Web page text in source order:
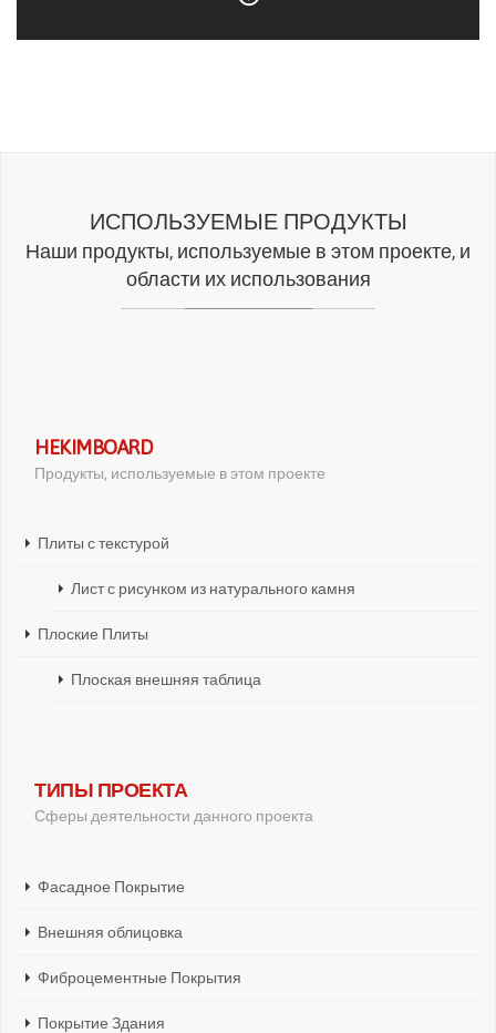
ИСПОЛЬЗУЕМЫЕ ПРОДУКТЫ
Наши продукты, используемые в этом проекте, и
области их использования
HEKIMBOARD
Продукты, используемые в этом проекте
Плиты с текстурой
Лист с рисунком из натурального камня
Плоские Плиты
Плоская внешняя таблица
ТИПЫ ПРОЕКТА
Сферы деятельности данного проекта
Фасадное Покрытие
Внешняя облицовка
Фиброцементные Покрытия
Покрытие Здания